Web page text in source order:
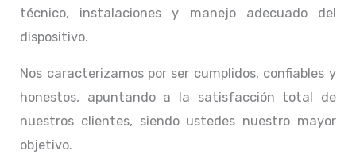
técnico, instalaciones y manejo adecuado del
dispositivo.
Nos caracterizamos por ser cumplidos, confiables y
honestos, apuntando a la satisfacción total de
nuestros clientes, siendo ustedes nuestro mayor
objetivo.